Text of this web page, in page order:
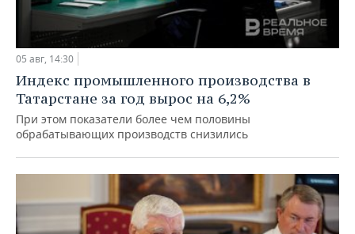
05 авг, 14:30
Индекс промышленного производства в
Татарстане за год вырос на 6,2%
При этом показатели более чем половины
обрабатывающих производств снизились